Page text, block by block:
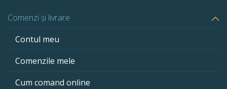
Comenzi și livrare
Contul meu
Comenzile mele
Cum comand online